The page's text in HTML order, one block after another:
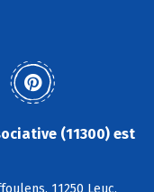
(11300) est
11250 Leuc,